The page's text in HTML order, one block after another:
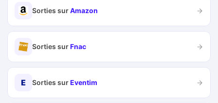
Sorties surAmazon
Sorties surFnac
Sorties surEventim